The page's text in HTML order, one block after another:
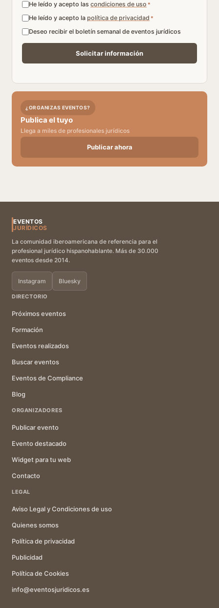
He leído y acepto las condiciones de uso *
He leído y acepto la política de privacidad *
Deseo recibir el boletín semanal de eventos jurídicos
¿ORGANIZAS EVENTOS?
Publica el tuyo
Llega a miles de profesionales jurídicos
Publicar ahora
EVENTOS
JURÍDICOS
La comunidad iberoamericana de referencia para el
profesional jurídico hispanohablante. Más de 30.000
eventos desde 2014.
Instagram Bluesky
DIRECTORIO
Próximos eventos
Formación
Eventos realizados
Buscar eventos
Eventos de Compliance
Blog
ORGANIZADORES
Publicar evento
Evento destacado
Widget para tu web
Contacto
LEGAL
Aviso Legal y Condiciones de uso
Quienes somos
Política de privacidad
Publicidad
Política de Cookies
info@eventosjuridicos.es